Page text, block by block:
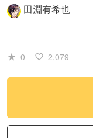
田淵有希也
誌を描き上げ同人誌即
りくる組織の手を逃れ
#青年
#コメディ
star_rate 0 favorite_border 2,079